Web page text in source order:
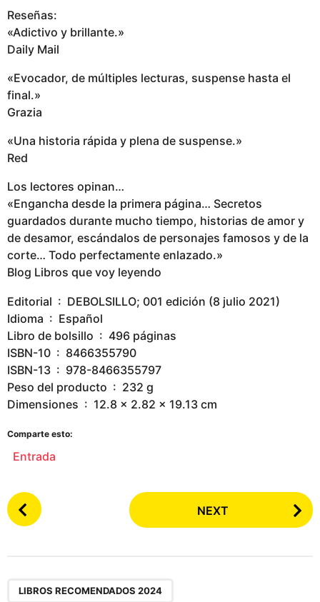
Reseñas:
«Adictivo y brillante.»
Daily Mail
«Evocador, de múltiples lecturas, suspense hasta el
final.»
Grazia
«Una historia rápida y plena de suspense.»
Red
Los lectores opinan…
«Engancha desde la primera página… Secretos
guardados durante mucho tiempo, historias de amor y
de desamor, escándalos de personajes famosos y de la
corte… Todo perfectamente enlazado.»
Blog Libros que voy leyendo
Editorial ‏ : ‎ DEBOLSILLO; 001 edición (8 julio 2021)
Idioma ‏ : ‎ Español
Libro de bolsillo ‏ : ‎ 496 páginas
ISBN-10 ‏ : ‎ 8466355790
ISBN-13 ‏ : ‎ 978-8466355797
Peso del producto ‏ : ‎ 232 g
Dimensiones ‏ : ‎ 12.8 x 2.82 x 19.13 cm
Comparte esto:
Entrada
P
o
NEXT
LIBROS RECOMENDADOS 2024